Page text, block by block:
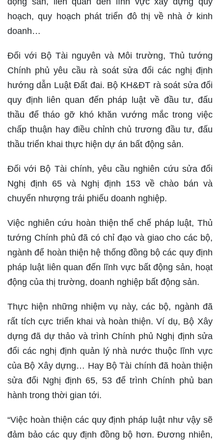
hoạch, quy hoạch phát triển đô thị về nhà ở kinh
doanh…
Đối với Bộ Tài nguyên và Môi trường, Thủ tướng
Chính phủ yêu cầu rà soát sửa đổi các nghị định
hướng dẫn Luật Đất đai. Bộ KH&ĐT rà soát sửa đổi
quy định liên quan đến pháp luật về đầu tư, đấu
thầu để tháo gỡ khó khăn vướng mắc trong việc
chấp thuận hay điều chỉnh chủ trương đầu tư, đấu
thầu triển khai thực hiện dự án bất động sản.
Đối với Bộ Tài chính, yêu cầu nghiên cứu sửa đổi
Nghị định 65 và Nghị định 153 về chào bán và
chuyển nhượng trái phiếu doanh nghiệp.
Việc nghiên cứu hoàn thiện thể chế pháp luật, Thủ
tướng Chính phủ đã có chỉ đạo và giao cho các bộ,
ngành để hoàn thiện hệ thống đồng bộ các quy định
pháp luật liên quan đến lĩnh vực bất động sản, hoạt
động của thị trường, doanh nghiệp bất động sản.
Thực hiện những nhiệm vụ này, các bộ, ngành đã
rất tích cực triển khai và hoàn thiện. Ví dụ, Bộ Xây
dựng đã dự thảo và trình Chính phủ Nghị định sửa
đổi các nghị định quản lý nhà nước thuộc lĩnh vực
của Bộ Xây dựng… Hay Bộ Tài chính đã hoàn thiện
sửa đổi Nghị định 65, 53 để trình Chính phủ ban
hành trong thời gian tới.
“Việc hoàn thiện các quy định pháp luật như vậy sẽ
đảm bảo các quy định đồng bộ hơn. Đương nhiên,